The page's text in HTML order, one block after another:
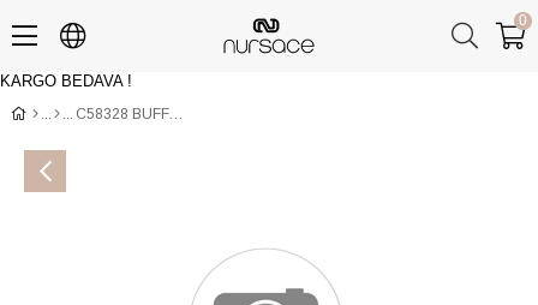
KARGO BEDAVA !
0
C58328 BUFFALO Siyah